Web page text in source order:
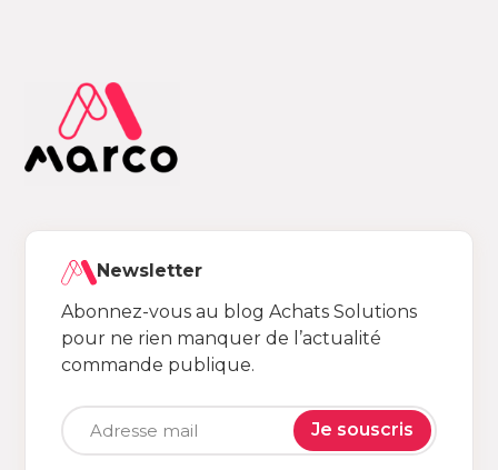
Newsletter
Abonnez-vous au blog Achats Solutions
pour ne rien manquer de l’actualité
commande publique.
Je souscris